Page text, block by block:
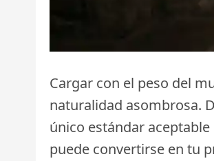
Cargar con el peso del
naturalidad asombrosa.
único estándar
puede convertirse en tu